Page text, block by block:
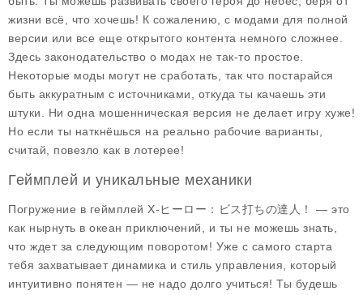
жизни всё, что хочешь! К сожалению, с модами для полной
версии или все еще открытого контента немного сложнее.
Здесь законодательство о модах не так-то простое.
Некоторые моды могут не сработать, так что постарайся
быть аккуратным с источниками, откуда ты качаешь эти
штуки. Ни одна мошенническая версия не делает игру хуже!
Но если ты наткнёшься на реально рабочие варианты,
считай, повезло как в лотерее!
Геймплей и уникальные механики
Погружение в геймплей X-ヒーロー：ビス打ちの達人！ — это
как нырнуть в океан приключений, и ты не можешь знать,
что ждет за следующим поворотом! Уже с самого старта
тебя захватывает динамика и стиль управления, который
интуитивно понятен — не надо долго учиться! Ты будешь